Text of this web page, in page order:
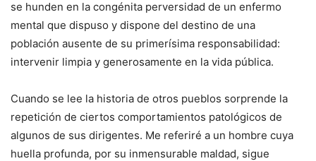
se hunden en la congénita perversidad de un enfermo
mental que dispuso y dispone del destino de una
población ausente de su primerísima responsabilidad:
intervenir limpia y generosamente en la vida pública.
Cuando se lee la historia de otros pueblos sorprende la
repetición de ciertos comportamientos patológicos de
algunos de sus dirigentes. Me referiré a un hombre cuya
huella profunda, por su inmensurable maldad, sigue